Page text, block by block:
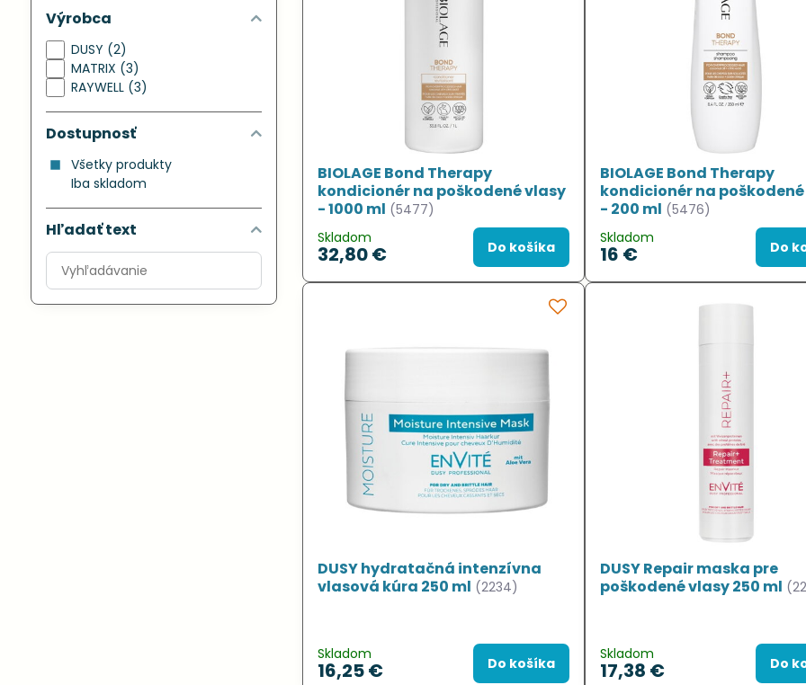
BIOLAGE Bond Therapy
kondicionér na poškodené vlasy
- 1000 ml (5477)
Skladom
32,80 € Do košíka
BIOLAGE Bond Therapy
kondicionér na
- 200 ml (5476)
Skladom
16 € Do
DUSY hydratačná intenzívna
vlasová kúra 250 ml (2234)
Skladom
16,25 € Do košíka
DUSY Repair maska pre
poškodené vlasy 250 ml
Skladom
17,38 € Do
Výrobca
DUSY (2)
MATRIX (3)
RAYWELL (3)
Dostupnosť
Všetky produkty
Iba skladom
Hľadať text
Prehľadať
výsledky
filtra